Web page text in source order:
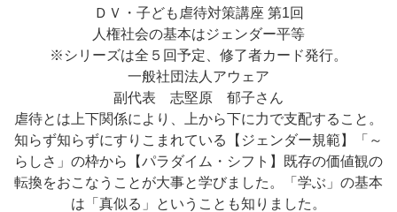
ＤＶ・子ども虐待対策講座 第1回
人権社会の基本はジェンダー平等
※シリーズは全５回予定、修了者カード発行。
一般社団法人アウェア
副代表 志堅原 郁子さん
虐待とは上下関係により、上から下に力で支配すること。
知らず知らずにすりこまれている【ジェンダー規範】「～
らしさ」の枠から【パラダイム・シフト】既存の価値観の
転換をおこなうことが大事と学びました。「学ぶ」の基本
は「真似る」ということも知りました。